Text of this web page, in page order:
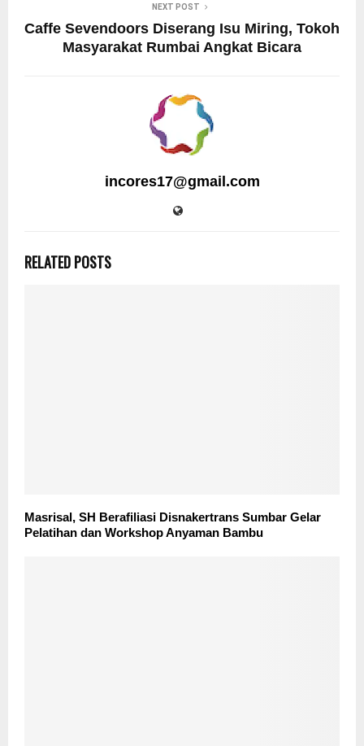
NEXT POST
Caffe Sevendoors Diserang Isu Miring, Tokoh
Masyarakat Rumbai Angkat Bicara
incores17@gmail.com
RELATED POSTS
Masrisal, SH Berafiliasi Disnakertrans Sumbar Gelar
Pelatihan dan Workshop Anyaman Bambu